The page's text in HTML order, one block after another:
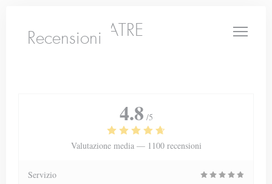
LE PETIT THEATRE
Recensioni
4.8 /5
Valutazione media — 1100 recensioni
Servizio